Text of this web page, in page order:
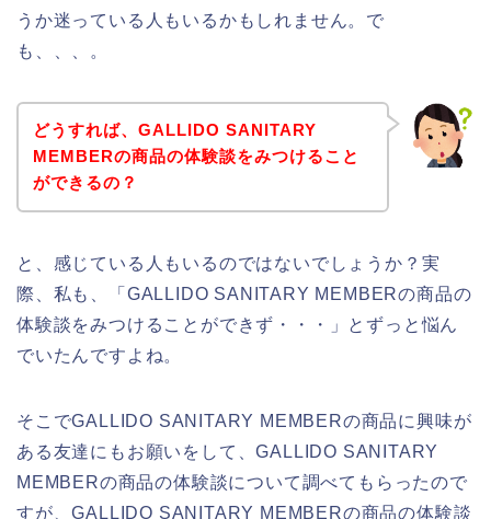
うか迷っている人もいるかもしれません。で
も、、、。
どうすれば、GALLIDO SANITARY
MEMBERの商品の体験談をみつけること
ができるの？
と、感じている人もいるのではないでしょうか？実
際、私も、「GALLIDO SANITARY MEMBERの商品の
体験談をみつけることができず・・・」とずっと悩ん
でいたんですよね。
そこでGALLIDO SANITARY MEMBERの商品に興味が
ある友達にもお願いをして、GALLIDO SANITARY
MEMBERの商品の体験談について調べてもらったので
すが、GALLIDO SANITARY MEMBERの商品の体験談